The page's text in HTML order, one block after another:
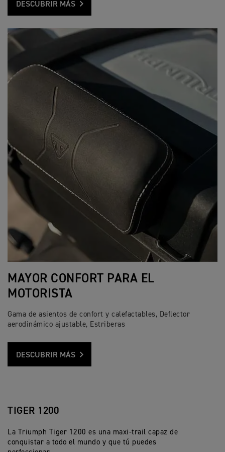
DESCUBRIR MÁS
MAYOR CONFORT PARA EL
MOTORISTA
Gama de asientos de confort y calefactables, Deflector
aerodinámico ajustable, Estriberas
DESCUBRIR MÁS
TIGER 1200
La Triumph Tiger 1200 es una maxi-trail capaz de
conquistar a todo el mundo y que tú puedes